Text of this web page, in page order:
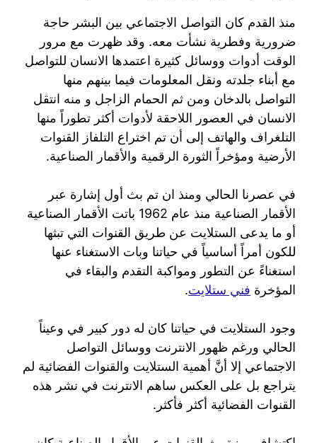
منذ القدم كان التواصل الاجتماعي بين البشر حاجة
ضرورية وفطرية نشأت معه. وقد ظهرت مع مرور
الوقت أدوات ووسائل كثيرة اعتمدها الانسان للتواصل
مع أبناء جلدته ونقل المعلومات فيما بينهم منها
التواصل بالدخان ومن ثم الحمام الزاجل و منه انتقل
الانسان في العصور اللاحقة لأدوات أكثر تطوراً منها
التلغراف والهاتف إلى أن تم اختراع التلفاز القنوات
الأرضية ومؤخراً الثورة الرقمية والأقمار الصناعية.
في عصرنا الحالي ومنذ ان تم بث أول إشارة عبر
الأقمار الصناعية منذ عام 1962 باتت الأقمار الصناعية
أو ما يدعى الستلايت عن طريق القنوات التي تبثها
للكون أمراً أساسياً في حياتنا وبات الاستغناء عنها
استغناءً عن التطور ومواكبة التقدم والبقاء في
المؤخرة فني ستلايت.
وجود الستلايت في حياتنا كان له دور كبير في وعيناً
الحالي ورغم ظهور الانترنت ووسائل التواصل
الاجتماعي إلا أنَّ أهمية الستلايت والقنوات الفضائية لم
يتراجع بل على العكس ساهم الانترنت في نشر هذه
القنوات الفضائية أكثر فأكثر.